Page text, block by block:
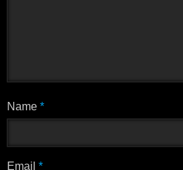
Name *
Email *